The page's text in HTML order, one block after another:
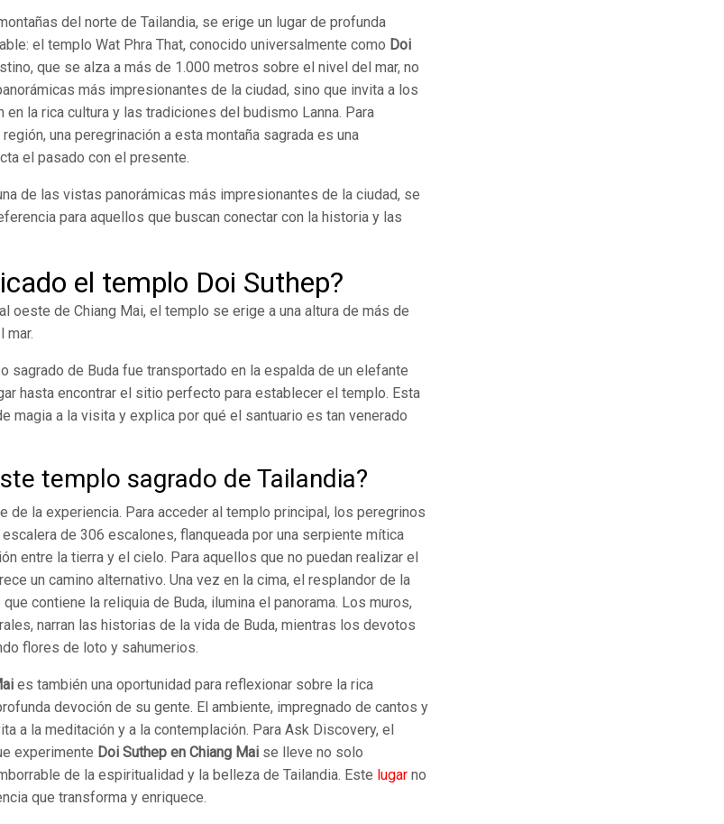
del norte de Tailandia, se erige un lugar de profunda
el templo Wat Phra That, conocido universalmente como Doi
que se alza a más de 1.000 metros sobre el nivel del mar, no
más impresionantes de la ciudad, sino que invita a los
en la rica cultura y las tradiciones del budismo Lanna. Para
una peregrinación a esta montaña sagrada es una
el pasado con el presente.
de las vistas panorámicas más impresionantes de la ciudad, se
para aquellos que buscan conectar con la historia y las
el templo Doi Suthep?
oeste de Chiang Mai, el templo se erige a una altura de más de
mar.
sagrado de Buda fue transportado en la espalda de un elefante
hasta encontrar el sitio perfecto para establecer el templo. Esta
magia a la visita y explica por qué el santuario es tan venerado
templo sagrado de Tailandia?
de la experiencia. Para acceder al templo principal, los peregrinos
de 306 escalones, flanqueada por una serpiente mítica
entre la tierra y el cielo. Para aquellos que no puedan realizar el
un camino alternativo. Una vez en la cima, el resplandor de la
contiene la reliquia de Buda, ilumina el panorama. Los muros,
narran las historias de la vida de Buda, mientras los devotos
flores de loto y sahumerios.
es también una oportunidad para reflexionar sobre la rica
devoción de su gente. El ambiente, impregnado de cantos y
a la meditación y a la contemplación. Para Ask Discovery, el
experimente Doi Suthep en Chiang Mai se lleve no solo
de la espiritualidad y la belleza de Tailandia. Este lugar no
que transforma y enriquece.